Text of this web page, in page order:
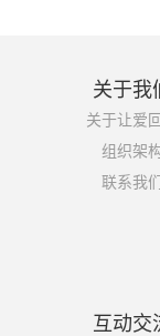
关于我
关于让爱
组织架
联系我们
互动交